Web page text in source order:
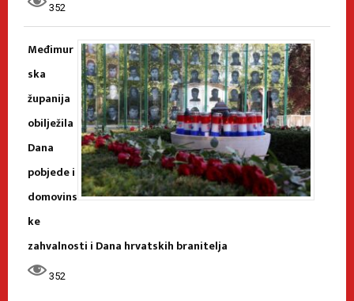
352
Međimur
ska
županija
obilježila
Dana
pobjede i
domovins
ke
zahvalnosti i Dana hrvatskih branitelja
352